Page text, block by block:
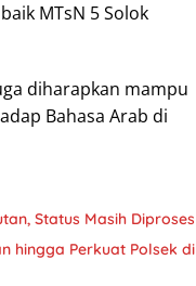
MTsN 5 Solok
diharapkan mampu
Bahasa Arab di
Status Masih Diproses
hingga Perkuat Polsek di